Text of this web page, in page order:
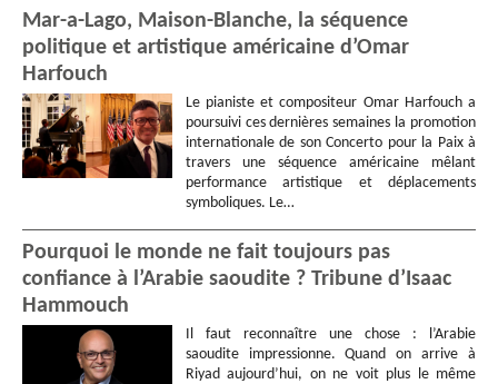
Mar-a-Lago, Maison-Blanche, la séquence
politique et artistique américaine d’Omar
Harfouch
Le pianiste et compositeur Omar Harfouch a
poursuivi ces dernières semaines la promotion
internationale de son Concerto pour la Paix à
travers une séquence américaine mêlant
performance artistique et déplacements
symboliques. Le…
Pourquoi le monde ne fait toujours pas
confiance à l’Arabie saoudite ? Tribune d’Isaac
Hammouch
Il faut reconnaître une chose : l’Arabie
saoudite impressionne. Quand on arrive à
Riyad aujourd’hui, on ne voit plus le même